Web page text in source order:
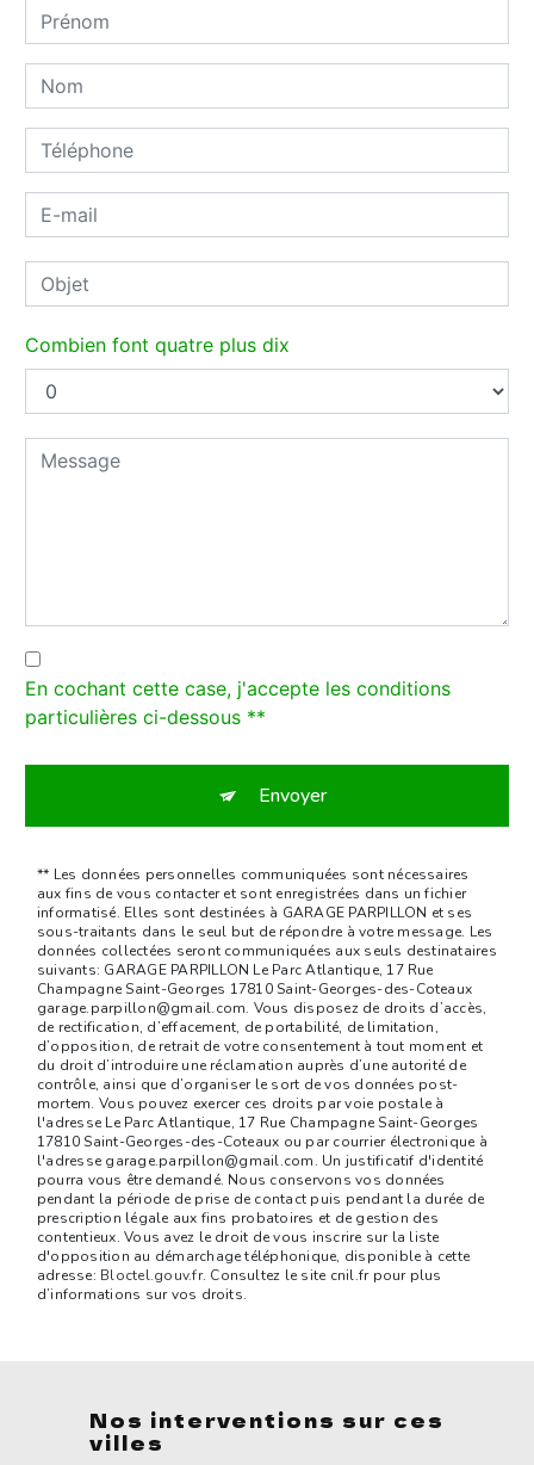
Combien font quatre plus dix
En cochant cette case, j'accepte les conditions
particulières ci-dessous **
Envoyer
** Les données personnelles communiquées sont nécessaires
aux fins de vous contacter et sont enregistrées dans un fichier
informatisé. Elles sont destinées à GARAGE PARPILLON et ses
sous-traitants dans le seul but de répondre à votre message. Les
données collectées seront communiquées aux seuls destinataires
suivants: GARAGE PARPILLON Le Parc Atlantique, 17 Rue
Champagne Saint-Georges 17810 Saint-Georges-des-Coteaux
garage.parpillon@gmail.com. Vous disposez de droits d’accès,
de rectification, d’effacement, de portabilité, de limitation,
d’opposition, de retrait de votre consentement à tout moment et
du droit d’introduire une réclamation auprès d’une autorité de
contrôle, ainsi que d’organiser le sort de vos données post-
mortem. Vous pouvez exercer ces droits par voie postale à
l'adresse Le Parc Atlantique, 17 Rue Champagne Saint-Georges
17810 Saint-Georges-des-Coteaux ou par courrier électronique à
l'adresse garage.parpillon@gmail.com. Un justificatif d'identité
pourra vous être demandé. Nous conservons vos données
pendant la période de prise de contact puis pendant la durée de
prescription légale aux fins probatoires et de gestion des
contentieux. Vous avez le droit de vous inscrire sur la liste
d'opposition au démarchage téléphonique, disponible à cette
adresse: Bloctel.gouv.fr. Consultez le site cnil.fr pour plus
d’informations sur vos droits.
Nos interventions sur ces
villes